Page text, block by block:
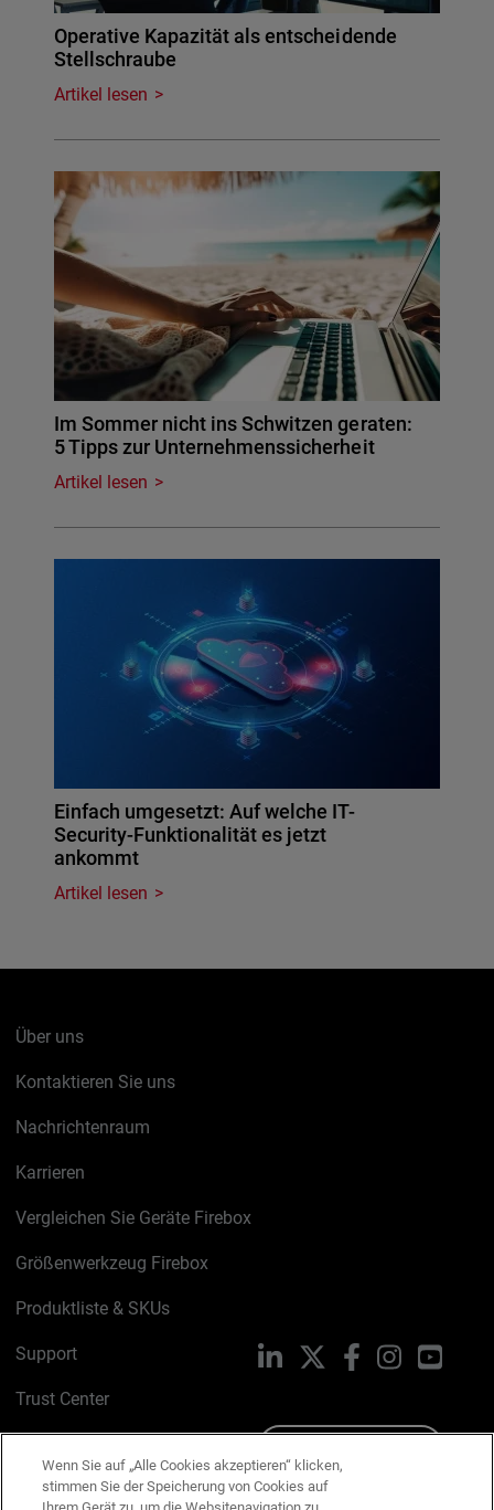
Operative Kapazität als entscheidende
Stellschraube
Artikel lesen
Im Sommer nicht ins Schwitzen geraten:
5 Tipps zur Unternehmenssicherheit
Artikel lesen
Einfach umgesetzt: Auf welche IT-
Security-Funktionalität es jetzt
ankommt
Artikel lesen
Über uns
Kontaktieren Sie uns
Nachrichtenraum
Karrieren
Vergleichen Sie Geräte Firebox
Größenwerkzeug Firebox
Produktliste & SKUs
Support
Trust Center
Cookie-Richtlinie
LinkedIn FacebookInstagram
Wenn Sie auf „Alle Cookies akzeptieren“ klicken,
stimmen Sie der Speicherung von Cookies auf